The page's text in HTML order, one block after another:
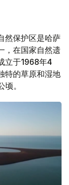
然保护区是哈萨
，在国家自然遗
立于1968年4
特的草原和湿地
。